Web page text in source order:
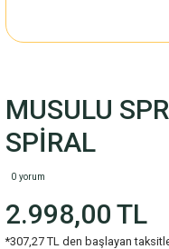
MUSULU
SPİRAL
0 yorum
2.998,00 TL
*307,27 TL den başlayan